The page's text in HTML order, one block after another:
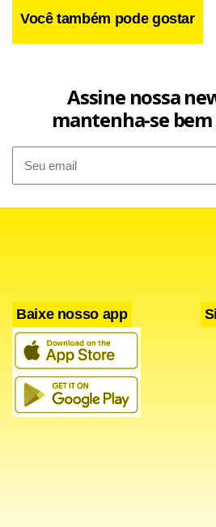
(CIT, na sigla em inglês) havia
O Tribunal de Apelações do
Unidos emitiu nesta terça-feira
Você também pode gostar
Assine nossa
mantenha-se
Baixe nosso app